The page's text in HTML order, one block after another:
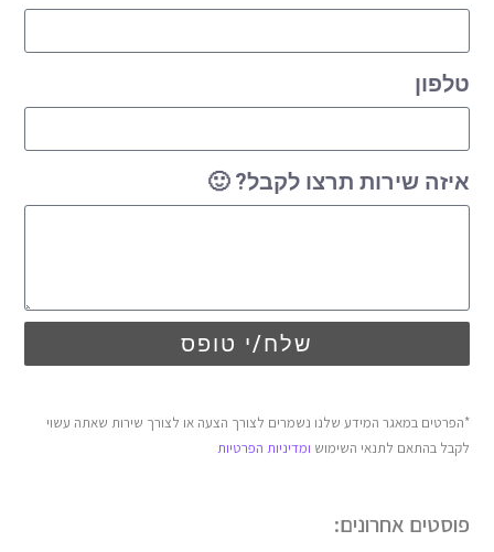
טלפון
איזה שירות תרצו לקבל? 🙂
שלח/י טופס
*הפרטים במאגר המידע שלנו נשמרים לצורך הצעה או לצורך שירות שאתה עשוי
לקבל בהתאם לתנאי השימוש ומדיניות הפרטיות
פוסטים אחרונים: